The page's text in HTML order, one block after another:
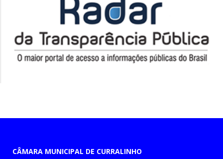
CÂMARA MUNICIPAL DE CURRALINHO